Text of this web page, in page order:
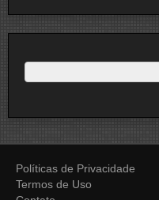
Políticas de Privacidade
Termos de Uso